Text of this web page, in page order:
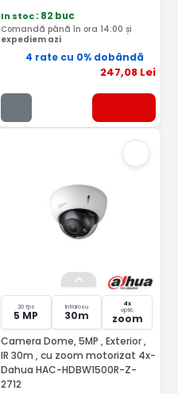
In stoc: 82 buc
Comandă până în ora 14:00 și
expediem azi
4 rate cu 0% dobândă
247,08 Lei
20 fps
5 MP
Infrarosu
30m
4x
optic
zoom
Camera Dome, 5MP , Exterior ,
IR 30m , cu zoom motorizat 4x-
Dahua HAC-HDBW1500R-Z-
2712